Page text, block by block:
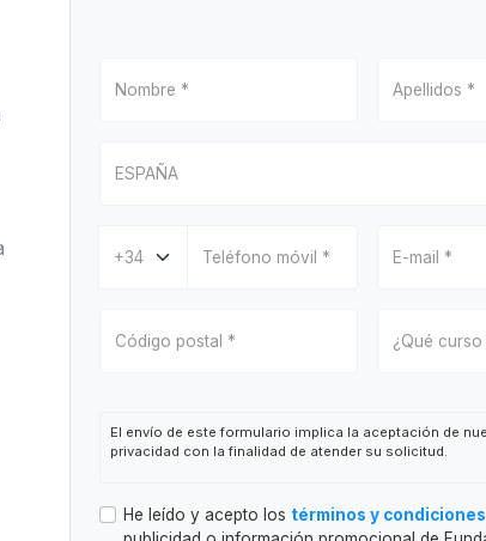
El envío de este formulario implica la aceptación de
privacidad con la finalidad de atender su solicitud.
CEU).
Finalidad: Atender la solicitud de información o
He leído y acepto los términos y condiciones